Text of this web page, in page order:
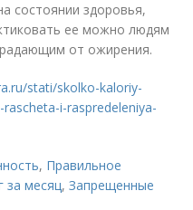
состоянии здоровья,
ее можно людям
от ожирения.
stati/skolko-kaloriy-
i-raspredeleniya-
, Правильное
за месяц,Запрещенные